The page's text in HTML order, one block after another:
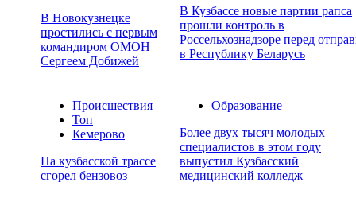
В Новокузнецке
простились с первым
командиром ОМОН
Сергеем Добижей
В Кузбассе новые партии рапса
прошли контроль в
Россельхознадзоре перед
в Республику Беларусь
Происшествия
Топ
Кемерово
На кузбасской трассе
сгорел бензовоз
Образование
Более двух тысяч молодых
специалистов в этом году
выпустил Кузбасский
медицинский колледж